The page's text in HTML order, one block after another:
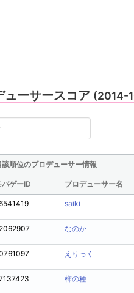
ューサースコア (2014-
該順位のプロデューサー情報
バゲーID プロデューサー名
saiki
なのか
えりっく
柿の種